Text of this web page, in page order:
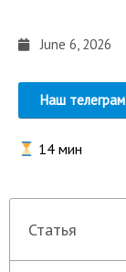
June 6, 2026
Наш телеграм
14 мин
Статья